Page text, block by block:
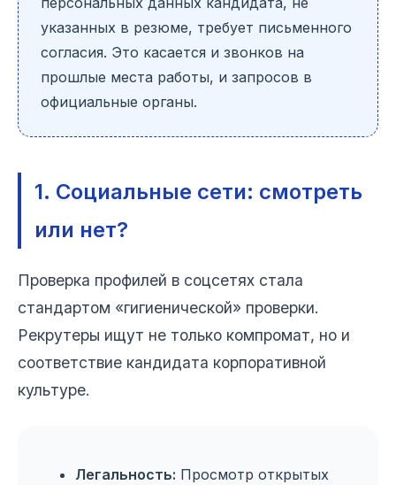
указанных в резюме, требует письменного
согласия. Это касается и звонков на
прошлые места работы, и запросов в
официальные органы.
1. Социальные сети: смотреть
или нет?
Проверка профилей в соцсетях стала
стандартом «гигиенической» проверки.
Рекрутеры ищут не только компромат, но и
соответствие кандидата корпоративной
культуре.
Легальность: Просмотр открытых